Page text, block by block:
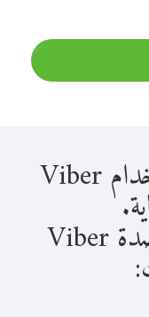
الاتصال على تركيا باستخدام Viber
بمجرد حصولك على أرصدة Viber